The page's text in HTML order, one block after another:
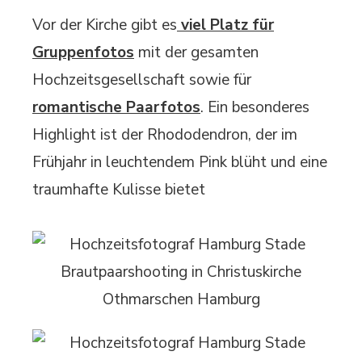
Vor der Kirche gibt esviel Platz für
Gruppenfotos mit der gesamten
Hochzeitsgesellschaft sowie für
romantische Paarfotos. Ein besonderes
Highlight ist der Rhododendron, der im
Frühjahr in leuchtendem Pink blüht und eine
traumhafte Kulisse bietet